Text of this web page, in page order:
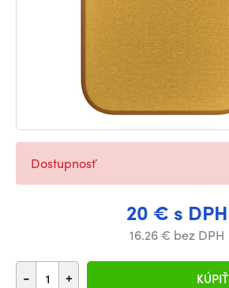
20 € s DPH
16.26 € bez DPH
- + KÚPIŤ
Dostupnosť